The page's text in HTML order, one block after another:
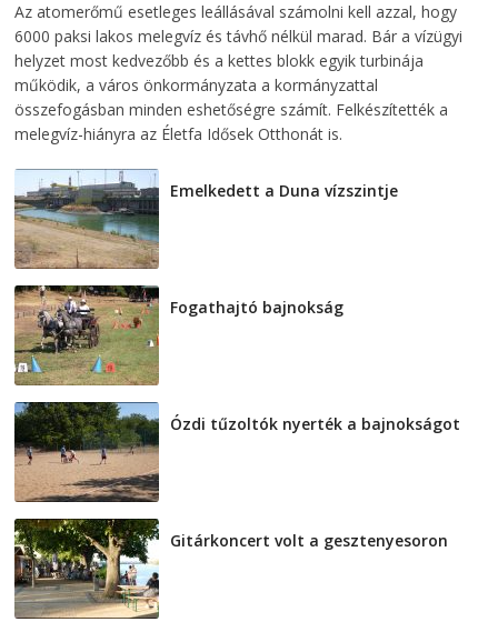
Az atomerőmű esetleges leállásával számolni kell azzal, hogy
6000 paksi lakos melegvíz és távhő nélkül marad. Bár a vízügyi
helyzet most kedvezőbb és a kettes blokk egyik turbinája
működik, a város önkormányzata a kormányzattal
összefogásban minden eshetőségre számít. Felkészítették a
melegvíz-hiányra az Életfa Idősek Otthonát is.
Emelkedett a Duna vízszintje
Fogathajtó bajnokság
Ózdi tűzoltók nyerték a bajnokságot
Gitárkoncert volt a gesztenyesoron